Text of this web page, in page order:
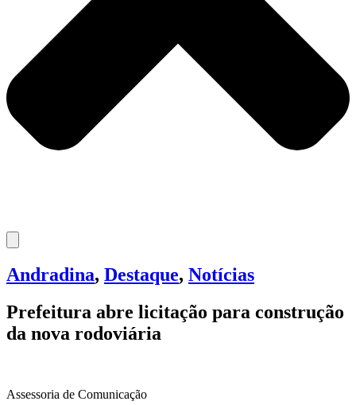
Andradina, Destaque, Notícias
Prefeitura abre licitação para construção
da nova rodoviária
Assessoria de Comunicação